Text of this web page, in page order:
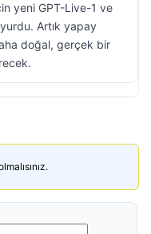
yeni GPT-Live-1 ve
Artık yapay
doğal, gerçek bir